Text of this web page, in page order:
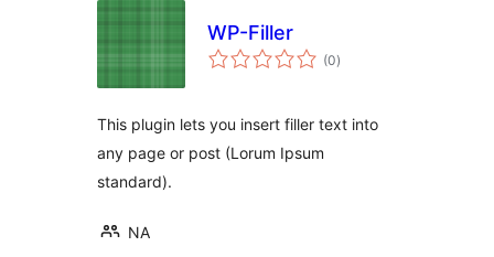
WP-Filler
(0valoraciones
en
)
This plugin lets you insert filler text into
any page or post (Lorum Ipsum
standard).
NA